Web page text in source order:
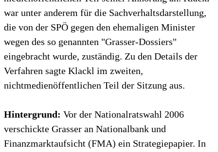
war unter anderem für die Sachverhaltsdarstellung,
die von der SPÖ gegen den ehemaligen Minister
wegen des so genannten "Grasser-Dossiers"
eingebracht wurde, zuständig. Zu den Details der
Verfahren sagte Klackl im zweiten,
nichtmedienöffentlichen Teil der Sitzung aus.
Hintergrund: Vor der Nationalratswahl 2006
verschickte Grasser an Nationalbank und
Finanzmarktaufsicht (FMA) ein Strategiepapier. In